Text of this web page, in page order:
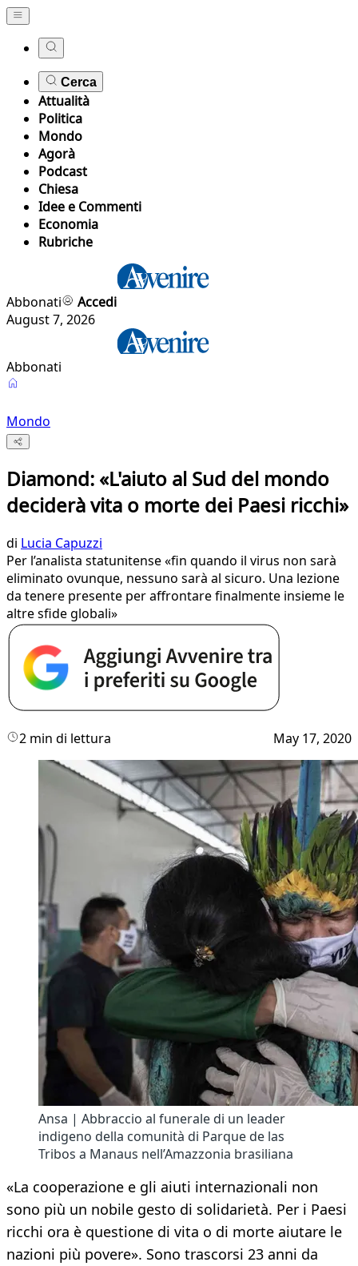
Cerca
Attualità
Politica
Mondo
Agorà
Podcast
Chiesa
Idee e Commenti
Economia
Rubriche
Abbonati
Accedi
August 7, 2026
Abbonati
Mondo
Diamond: «L'aiuto al Sud del mondo
deciderà vita o morte dei Paesi ricchi»
di Lucia Capuzzi
Per l’analista statunitense «fin quando il virus non sarà
eliminato ovunque, nessuno sarà al sicuro. Una lezione
da tenere presente per affrontare finalmente insieme le
altre sfide globali»
2 min di lettura May 17, 2020
Ansa | Abbraccio al funerale di un leader
indigeno della comunità di Parque de las
Tribos a Manaus nell’Amazzonia brasiliana
«La cooperazione e gli aiuti internazionali non
sono più un nobile gesto di solidarietà. Per i Paesi
ricchi ora è questione di vita o di morte aiutare le
nazioni più povere». Sono trascorsi 23 anni da